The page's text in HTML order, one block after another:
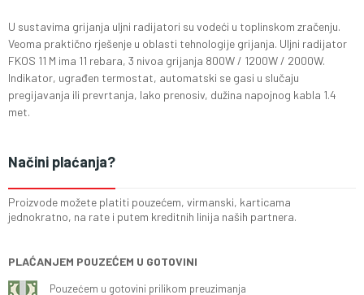
U sustavima grijanja uljni radijatori su vodeći u toplinskom zračenju.
Veoma praktično rješenje u oblasti tehnologije grijanja. Uljni radijator
FKOS 11 M ima 11 rebara, 3 nivoa grijanja 800W / 1200W / 2000W.
Indikator, ugrađen termostat, automatski se gasi u slučaju
pregijavanja ili prevrtanja, lako prenosiv, dužina napojnog kabla 1.4
met.
Načini plaćanja?
Proizvode možete platiti pouzećem, virmanski, karticama
jednokratno, na rate i putem kreditnih linija naših partnera.
PLAĆANJEM POUZEĆEM U GOTOVINI
Pouzećem u gotovini prilikom preuzimanja